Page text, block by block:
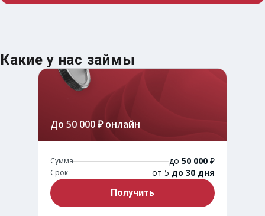
Какие у нас займы
До 50 000 ₽ онлайн
Сумма до 50 000 ₽
Срок от 5 до 30 дня
Получить